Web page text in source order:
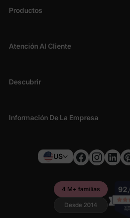
Productos
Atención Al Cliente
Descubrir
Información De La Empresa
US
4 M+ familias
Desde 2014